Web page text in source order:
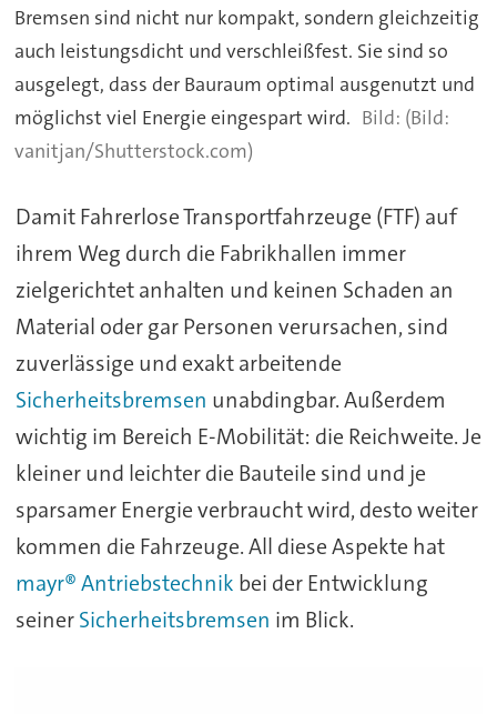
Bremsen sind nicht nur kompakt, sondern gleichzeitig
auch leistungsdicht und verschleißfest. Sie sind so
ausgelegt, dass der Bauraum optimal ausgenutzt und
möglichst viel Energie eingespart wird.
(Bild:
vanitjan/Shutterstock.com)
Damit Fahrerlose Transportfahrzeuge (FTF) auf
ihrem Weg durch die Fabrikhallen immer
zielgerichtet anhalten und keinen Schaden an
Material oder gar Personen verursachen, sind
zuverlässige und exakt arbeitende
Sicherheitsbremsen unabdingbar. Außerdem
wichtig im Bereich E-Mobilität: die Reichweite. Je
kleiner und leichter die Bauteile sind und je
sparsamer Energie verbraucht wird, desto weiter
kommen die Fahrzeuge. All diese Aspekte hat
mayr® Antriebstechnik bei der Entwicklung
seinerSicherheitsbremsen im Blick.